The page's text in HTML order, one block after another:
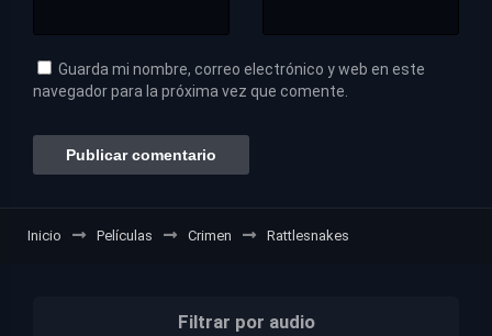
Guarda mi nombre, correo electrónico y web en este
navegador para la próxima vez que comente.
Inicio Películas Crimen Rattlesnakes
Filtrar por audio